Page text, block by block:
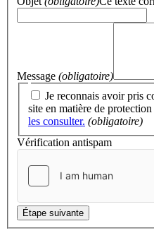
Message (obligatoire)
site en matière de protection
les consulter. (obligatoire)
Vérification antispam
Étape suivante